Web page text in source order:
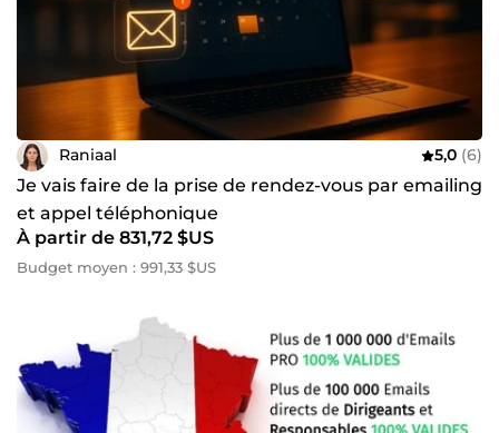
Raniaal 5,0 (6)
Je vais faire de la prise de rendez-vous par emailing
et appel téléphonique
À partir de 831,72 $US
Budget moyen : 991,33 $US